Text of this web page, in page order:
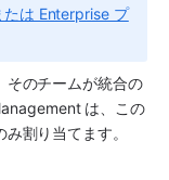
は Enterprise プ
そのチームが統合の
は、この
割り当てます。